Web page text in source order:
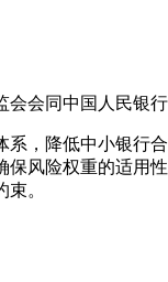
同中国人民银行
降低中小银行
风险权重的适用
。